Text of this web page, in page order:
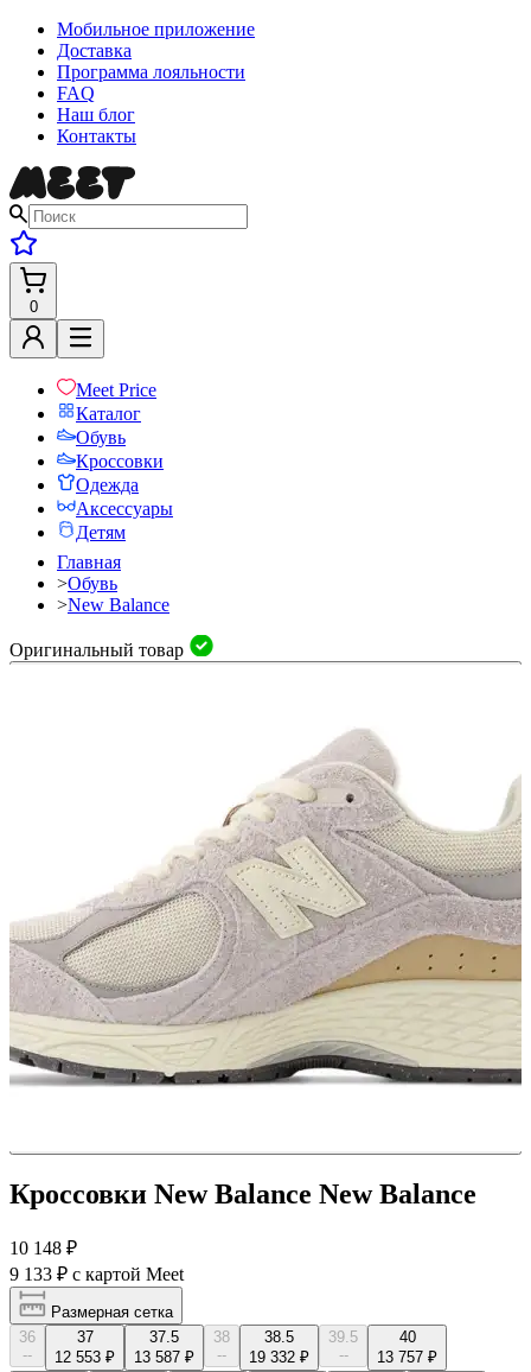
Мобильное приложение
Доставка
Программа лояльности
FAQ
Наш блог
Контакты
0
Meet Price
Каталог
Обувь
Кроссовки
Одежда
Аксессуары
Детям
Главная
>Обувь
>New Balance
Оригинальный товар
Кроссовки New Balance New Balance
10 148 ₽
9 133 ₽ с картой Meet
Размерная сетка
36
--
37
12 553 ₽
37.5
13 587 ₽
38
--
38.5
19 332 ₽
39.5
--
40
13 757 ₽